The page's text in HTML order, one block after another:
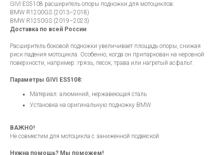
GIVI ES5108 расширитель опоры подножки для мотоциклов:
BMW R1200GS (2013–2018)
BMW R1250GS (2019–2023)
Доставка по всей России
Расширитель боковой подножки увеличивает площадь опоры, снижая
риск падения мотоцикла. Особенно, когда он припаркован на неровной
поверхности, например: грязь, песок, трава или нагретый асфальт.
Параметры GIVI ES5108:
Материал: алюминий, нержавеющая сталь
Установка на оригинальную подножку BMW
ВАЖНО!
Не совместим для мотоцикла с заниженной подвеской.
Нужна помощь? Мы поможем!